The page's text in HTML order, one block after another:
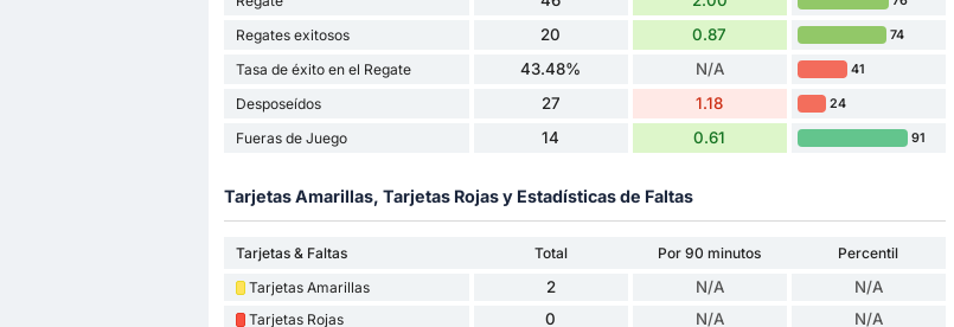
Regates exitosos 20 0.87 74
Tasa de éxito en el Regate 43.48% N/A 41
Desposeídos 27 1.18 24
Fueras de Juego 14 0.61 91
Tarjetas Amarillas, Tarjetas Rojas y Estadísticas de Faltas
Tarjetas & Faltas Total Por 90 minutos
Percentil
Tarjetas Amarillas
2 N/A N/A
Tarjetas Rojas 0 N/A N/A